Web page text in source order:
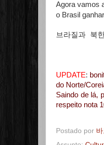
Agora vamos
o Brasil
브라질과
UPDATE:
do Norte/
Saindo de lá,
respeito nota
Postado por 바